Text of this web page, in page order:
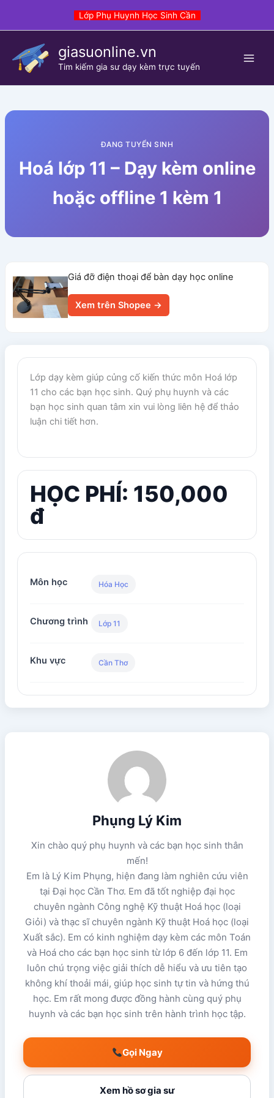
Lớp Phụ Huynh Học Sinh Cần
giasuonline.vn
Tim kiếm gia sư dạy kèm trực tuyến
ĐANG TUYỂN SINH
Hoá lớp 11 – Dạy kèm online
hoặc offline 1 kèm 1
Giá đỡ điện thoại để bàn dạy học online
Xem trên Shopee →
Lớp dạy kèm giúp củng cố kiến thức môn Hoá lớp
11 cho các bạn học sinh. Quý phụ huynh và các
bạn học sinh quan tâm xin vui lòng liên hệ để thảo
luận chi tiết hơn.
HỌC PHÍ: 150,000
đ
Môn học Hóa Học
Chương trình Lớp 11
Khu vực Cần Thơ
Phụng Lý Kim
Xin chào quý phụ huynh và các bạn học sinh thân
mến!
Em là Lý Kim Phụng, hiện đang làm nghiên cứu viên
tại Đại học Cần Thơ. Em đã tốt nghiệp đại học
chuyên ngành Công nghệ Kỹ thuật Hoá học (loại
Giỏi) và thạc sĩ chuyên ngành Kỹ thuật Hoá học (loại
Xuất sắc). Em có kinh nghiệm dạy kèm các môn Toán
và Hoá cho các bạn học sinh từ lớp 6 đến lớp 11. Em
luôn chú trọng việc giải thích dễ hiểu và ưu tiên tạo
không khí thoải mái, giúp học sinh tự tin và hứng thú
học. Em rất mong được đồng hành cùng quý phụ
huynh và các bạn học sinh trên hành trình học tập.
Gọi Ngay
Xem hồ sơ gia sư